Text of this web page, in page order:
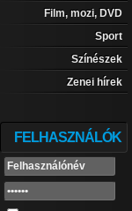
Film, mozi, DVD
Sport
Színészek
Zenei hírek
FELHASZNÁLÓK